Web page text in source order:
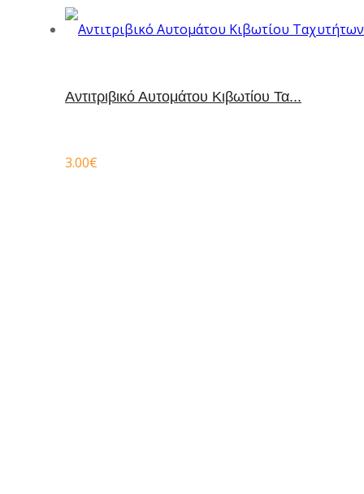
Aντιτριβικό Αυτομάτου Κιβωτίου Τα...
3.00€